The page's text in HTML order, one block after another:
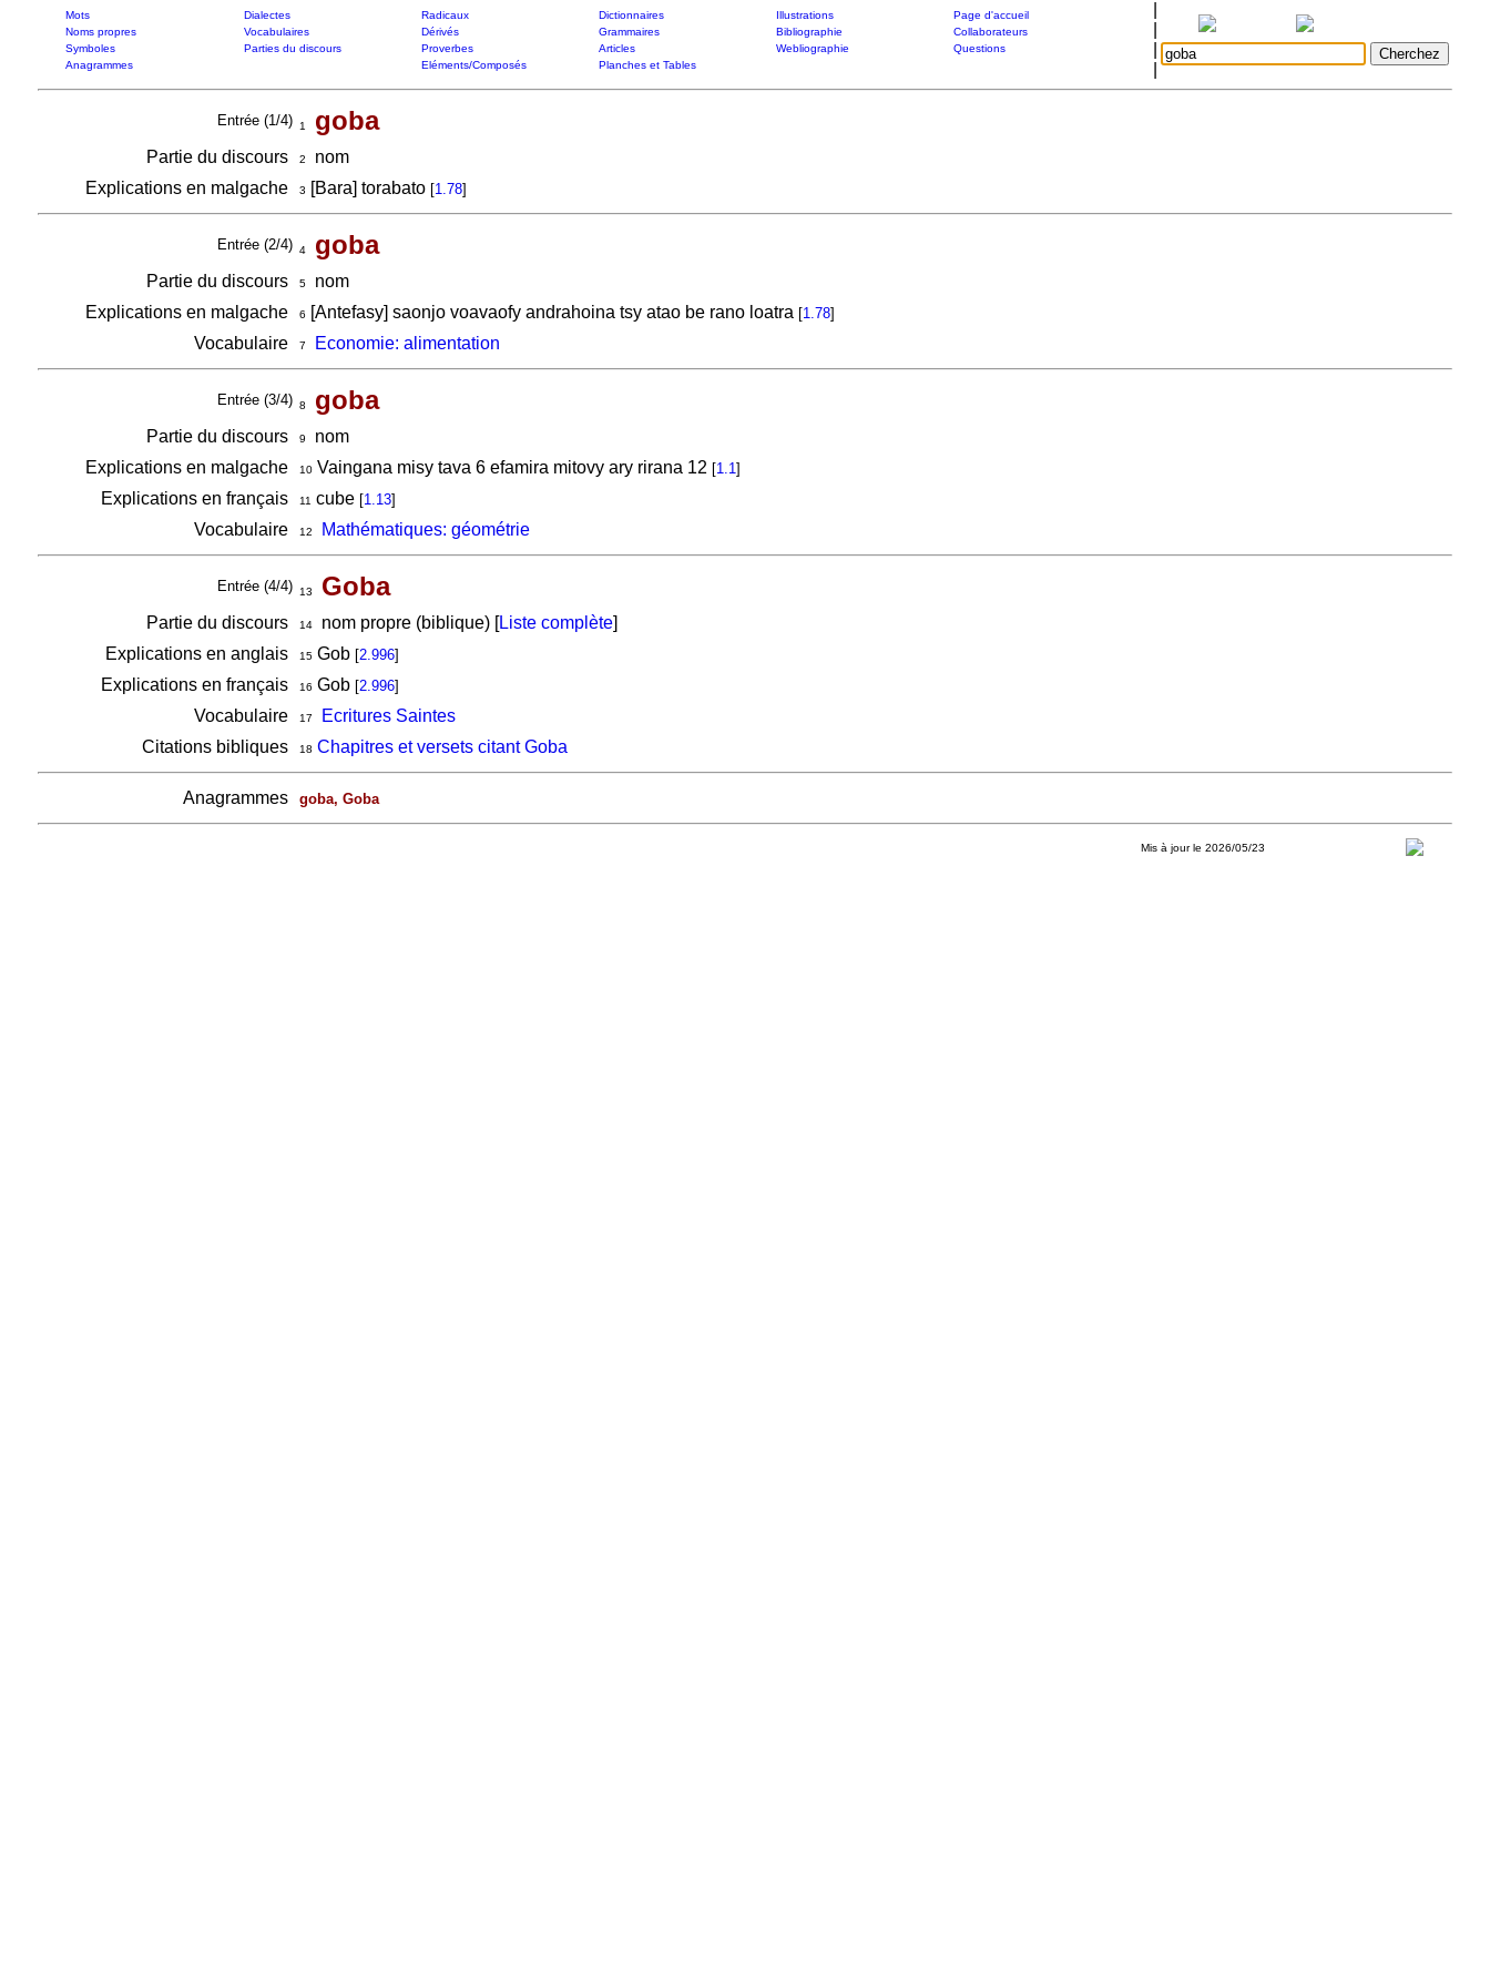
Mots Dialectes Radicaux Dictionnaires Illustrations
Page d'accueil
Noms propres
Vocabulaires Dérivés Grammaires Bibliographie
Collaborateurs
Symboles
Parties du discours Proverbes Articles Webliographie
Questions
Anagrammes
Eléments/Composés Planches et Tables
Entrée (1/4) 1 goba
Partie du discours 2
nom
Explications en malgache
3 [Bara] torabato [1.78]
Entrée (2/4) 4 goba
Partie du discours 5nom
Explications en malgache
6 [Antefasy] saonjo voavaofy andrahoina tsy atao be rano loatra [1.78]
Vocabulaire 7 Economie: alimentation
Entrée (3/4) 8 goba
Partie du discours 9
nom
Explications en malgache
10Vaingana misy tava 6 efamira mitovy ary rirana 12 [1.1]
Explications en français 11 cube [1.13]
Vocabulaire 12 Mathématiques: géométrie
Entrée (4/4) 13 Goba
Partie du discours 14nom propre (biblique) [Liste complète]
Explications en anglais
15Gob [2.996]
Explications en français 16 Gob [2.996]
Vocabulaire 17
Ecritures Saintes
Citations bibliques
18 Chapitres et versets citant Goba
Anagrammes goba, Goba
Mis à jour le 2026/05/23